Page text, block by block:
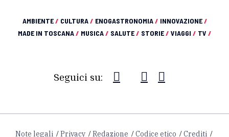
AMBIENTE/ CULTURA/ ENOGASTRONOMIA/ INNOVAZIONE/
MADE IN TOSCANA/ MUSICA/ SALUTE/ STORIE/ VIAGGI / TV /
Seguici su:
Note legali Privacy Redazione Codice etico Crediti